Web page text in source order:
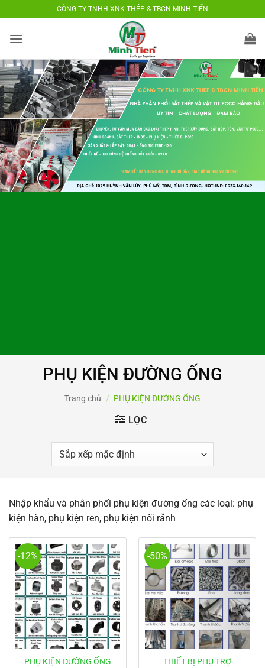
nội
CÔNG TY TNHH XNK THÉP & TBCN MINH TIẾN
PHỤ KIỆN ĐƯỜNG ỐNG
Trang chủ / PHỤ KIỆN ĐƯỜNG ỐNG
LỌC
Nhập khẩu và phân phối phụ kiện đường ống các loại: phụ
kiện hàn, phụ kiện ren, phụ kiện nối rãnh
-12%
PHỤ KIỆN ĐƯỜNG ỐNG
-50%
THIẾT BỊ PHỤ TRỢ